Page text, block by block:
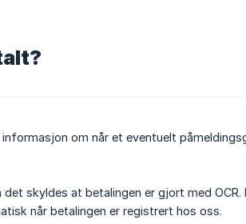
om når et eventuelt
skyldes at betalingen er gjort med
når betalingen er registrert hos oss.